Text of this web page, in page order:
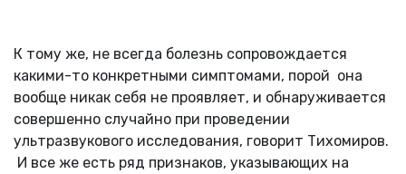
К тому же, не всегда болезнь сопровождается
какими-то конкретными симптомами, порой она
вообще никак себя не проявляет, и обнаруживается
совершенно случайно при проведении
ультразвукового исследования, говорит Тихомиров.
И все же есть ряд признаков, указывающих на